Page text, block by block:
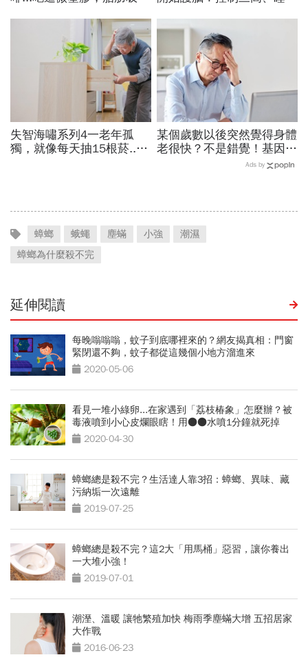
4件事，驚見「腰圍小一
天算起
失智海嘯系列4一老年孤
獨，就像每天抽15根菸...
某個歲數以後突然覺得身體
老很快？不是錯覺！基因醫
師：人類44歲、60歲「斷
Ads by
蟑螂 蛾蠅 塵蟎 小強
潮濕
蟑螂為什麼殺不完
延伸閱讀
每晚嗡嗡嗡，蚊子到底哪裡來的？網友揭真相：門窗
緊閉還不夠，蚊子都從這幾個小地方溜進來
2020-05-06
看見一堆小綠卵...在家遇到「荔枝椿象」怎麼辦？被
毒液噴到小心皮爛眼瞎！用●●水噴1分鐘就死掉
2020-04-30
蟑螂總是殺不完？生活達人靠3招：蟑螂、異味、藏
污納垢一次遠離
2019-07-25
蟑螂總是殺不完？這2大「用馬桶」惡習，讓你養出
一大堆小強！
2019-07-01
潮溼、溫暖 讓牠繁殖加快 梅雨季塵蟎大增 五招居家
大作戰
2016-06-23